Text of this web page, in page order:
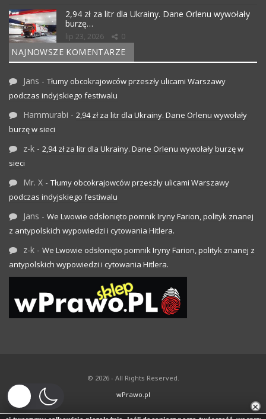
2,94 zł za litr dla Ukrainy. Dane Orlenu wywołały
burzę…
lip 23, 2026 0
NAJNOWSZE KOMENTARZE
Jans - Tłumy obcokrajowców przeszły ulicami Warszawy
podczas indyjskiego festiwalu
Hammurabi - 2,94 zł za litr dla Ukrainy. Dane Orlenu wywołały
burzę w sieci
z-k - 2,94 zł za litr dla Ukrainy. Dane Orlenu wywołały burzę w
sieci
Mr. X - Tłumy obcokrajowców przeszły ulicami Warszawy
podczas indyjskiego festiwalu
Jans - We Lwowie odsłonięto pomnik Iryny Farion, polityk znanej
z antypolskich wypowiedzi i cytowania Hitlera.
z-k - We Lwowie odsłonięto pomnik Iryny Farion, polityk znanej z
antypolskich wypowiedzi i cytowania Hitlera.
© 2026 - All Rights Reserved.
wPrawo.pl
×